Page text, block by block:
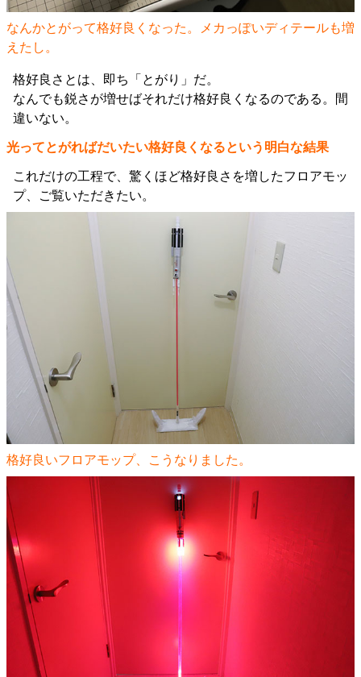
なんかとがって格好良くなった。メカっぽいディテールも増
えたし。
格好良さとは、即ち「とがり」だ。
なんでも鋭さが増せばそれだけ格好良くなるのである。間
違いない。
光ってとがればだいたい格好良くなるという明白な結果
これだけの工程で、驚くほど格好良さを増したフロアモッ
プ、ご覧いただきたい。
格好良いフロアモップ、こうなりました。